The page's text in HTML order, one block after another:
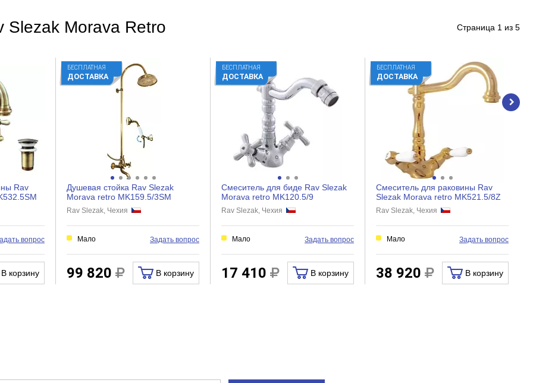
На стену
Вентильное
Керамическая кран-букса
Есть
Нет
Slezak Morava Retro Страница 1 из 5
Rav
вопрос
В корзину
БЕСПЛАТНАЯ
ДОСТАВКА
Душевая стойка Rav Slezak
Morava retro MK159.5/3SM
Rav Slezak, Чехия
Мало Задать вопрос
99 820 В корзину
БЕСПЛАТНАЯ
ДОСТАВКА
Смеситель для биде Rav Slezak
Morava retro MK120.5/9
Rav Slezak, Чехия
Мало Задать вопрос
17 410 В корзину
БЕСПЛАТНАЯ
ДОСТАВКА
Смеситель для раковины Rav
Slezak Morava retro MK521.5/8Z
Rav Slezak, Чехия
Мало Задать вопрос
38 920 В корзину